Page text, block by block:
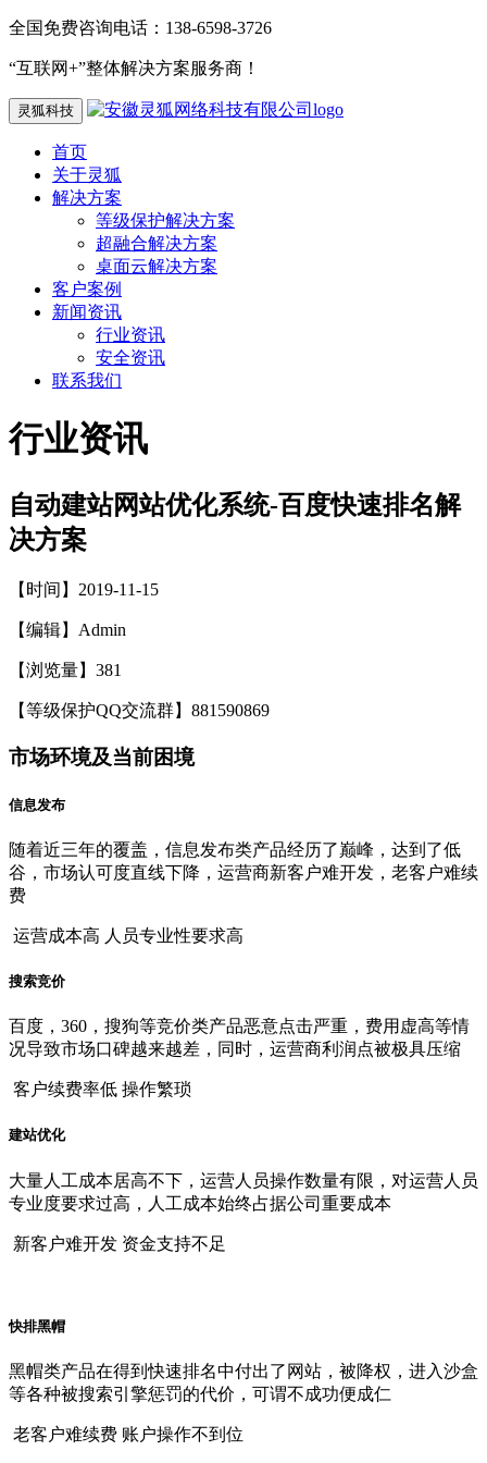
全国免费咨询电话：138-6598-3726
“互联网+”整体解决方案服务商！
灵狐科技
首页
关于灵狐
解决方案
等级保护解决方案
超融合解决方案
桌面云解决方案
客户案例
新闻资讯
行业资讯
安全资讯
联系我们
行业资讯
自动建站网站优化系统-百度快速排名解
决方案
【时间】2019-11-15
【编辑】Admin
【浏览量】 381
【等级保护QQ交流群】881590869
市场环境及当前困境
信息发布
随着近三年的覆盖，信息发布类产品经历了巅峰，达到了低
谷，市场认可度直线下降，运营商新客户难开发，老客户难续
费
运营成本高 人员专业性要求高
搜索竞价
百度，360，搜狗等竞价类产品恶意点击严重，费用虚高等情
况导致市场口碑越来越差，同时，运营商利润点被极具压缩
客户续费率低 操作繁琐
建站优化
大量人工成本居高不下，运营人员操作数量有限，对运营人员
专业度要求过高，人工成本始终占据公司重要成本
新客户难开发 资金支持不足
快排黑帽
黑帽类产品在得到快速排名中付出了网站，被降权，进入沙盒
等各种被搜索引擎惩罚的代价，可谓不成功便成仁
老客户难续费 账户操作不到位